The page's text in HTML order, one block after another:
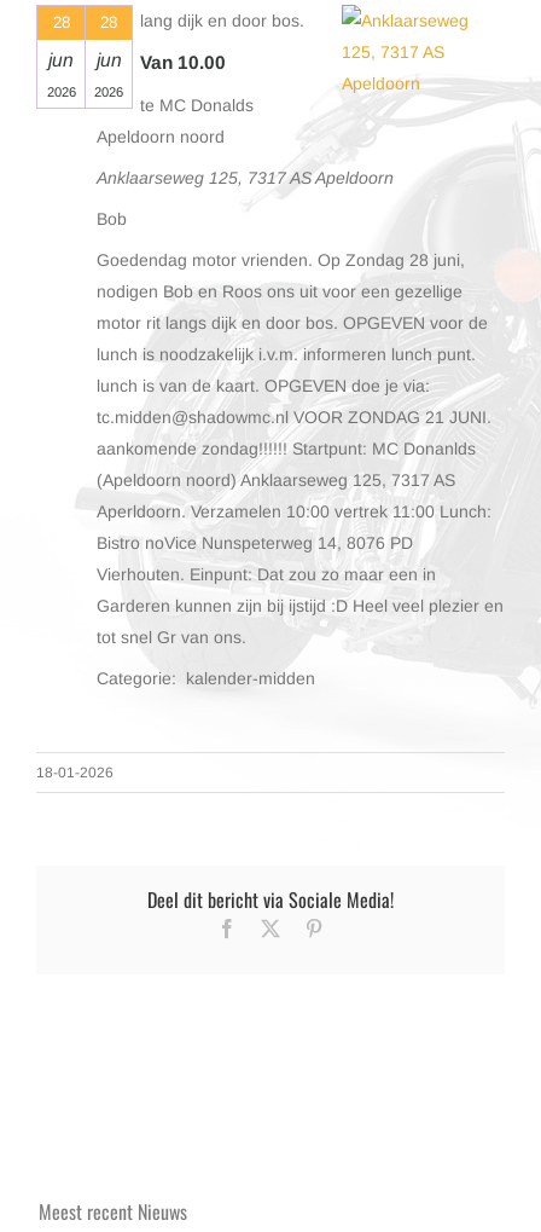
28
jun
2026
28
jun
2026
lang dijk en door bos.
Van 10.00
te MC Donalds
Apeldoorn noord
Anklaarseweg 125, 7317 AS Apeldoorn
Bob
Goedendag motor vrienden. Op Zondag 28 juni,
nodigen Bob en Roos ons uit voor een gezellige
motor rit langs dijk en door bos. OPGEVEN voor de
lunch is noodzakelijk i.v.m. informeren lunch punt.
lunch is van de kaart. OPGEVEN doe je via:
tc.midden@shadowmc.nl VOOR ZONDAG 21 JUNI.
aankomende zondag!!!!!! Startpunt: MC Donanlds
(Apeldoorn noord) Anklaarseweg 125, 7317 AS
Aperldoorn. Verzamelen 10:00 vertrek 11:00 Lunch:
Bistro noVice Nunspeterweg 14, 8076 PD
Vierhouten. Einpunt: Dat zou zo maar een in
Garderen kunnen zijn bij ijstijd :D Heel veel plezier en
tot snel Gr van ons.
Categorie: kalender-midden
18-01-2026
Deel dit bericht via Sociale Media!
Facebook
Meest recent Nieuws